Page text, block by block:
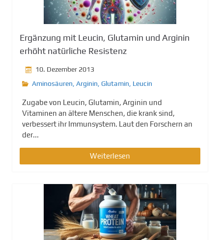
Ergänzung mit Leucin, Glutamin und Arginin
erhöht natürliche Resistenz
10. Dezember 2013
Aminosäuren, Arginin, Glutamin, Leucin
Zugabe von Leucin, Glutamin, Arginin und
Vitaminen an ältere Menschen, die krank sind,
verbessert ihr Immunsystem. Laut den Forschern an
der...
Weiterlesen